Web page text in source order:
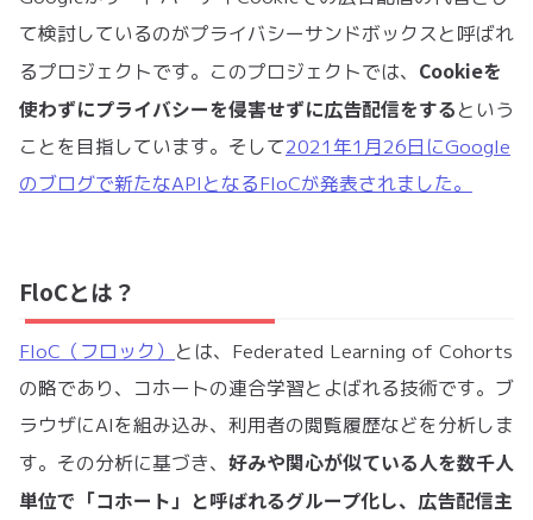
て検討しているのがプライバシーサンドボックスと呼ばれ
るプロジェクトです。このプロジェクトでは、 Cookieを
使わずにプライバシーを侵害せずに広告配信をするという
ことを目指しています。そして2021年1月26日にGoogle
のブログで新たなAPIとなるFloCが発表されました。
FloCとは？
FloC（フロック） とは、Federated Learning of Cohorts
の略であり、コホートの連合学習とよばれる技術です。ブ
ラウザにAIを組み込み、利用者の閲覧履歴などを分析しま
す。その分析に基づき、 好みや関心が似ている人を数千人
単位で「コホート」と呼ばれるグループ化し、広告配信主